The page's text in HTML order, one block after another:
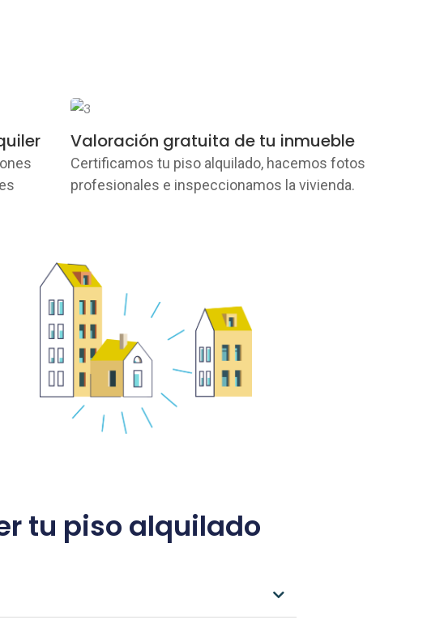
Valoración gratuita de tu inmueble
Certificamos tu piso alquilado, hacemos fotos
profesionales e inspeccionamos la vivienda.
tu piso alquilado